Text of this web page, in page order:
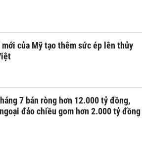
mới của Mỹ tạo thêm sức ép lên thủy
7 bán ròng hơn 12.000 tỷ đồng,
đảo chiều gom hơn 2.000 tỷ đồng